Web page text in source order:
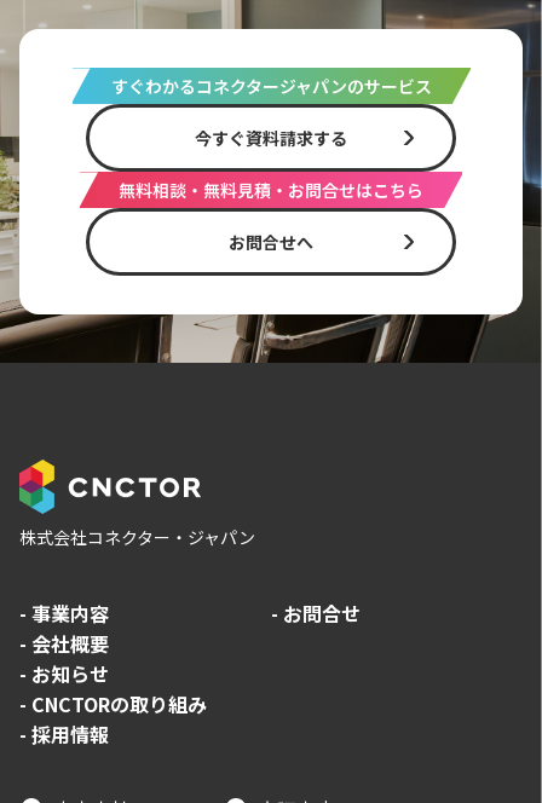
すぐわかるコネクタージャパンのサービス
今すぐ資料請求する
無料相談・無料見積・お問合せはこちら
お問合せへ
株式会社コネクター・ジャパン
- 事業内容
- 会社概要
- お知らせ
- CNCTORの取り組み
- 採用情報
- お問合せ